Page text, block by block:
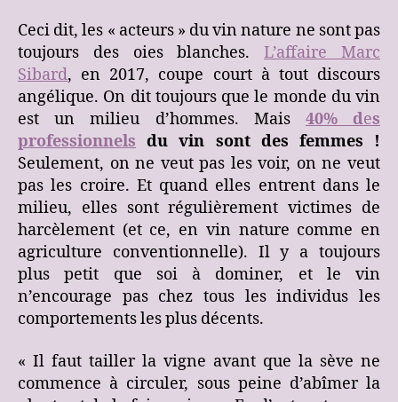
Ceci dit, les « acteurs » du vin nature ne sont pas
toujours des oies blanches.L’affaire Marc
Sibard, en 2017, coupe court à tout discours
angélique. On dit toujours que le monde du vin
est un milieu d’hommes. Mais 40% des
professionnels du vin sont des femmes !
Seulement, on ne veut pas les voir, on ne veut
pas les croire. Et quand elles entrent dans le
milieu, elles sont régulièrement victimes de
harcèlement (et ce, en vin nature comme en
agriculture conventionnelle). Il y a toujours
plus petit que soi à dominer, et le vin
n’encourage pas chez tous les individus les
comportements les plus décents.
« Il faut tailler la vigne avant que la sève ne
commence à circuler, sous peine d’abîmer la